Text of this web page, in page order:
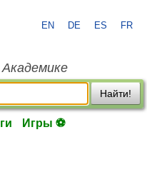
EN DE ES FR
Найти!
Игры ⚽